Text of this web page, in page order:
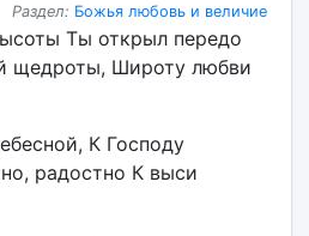
Раздел: Божья любовь и величие
Ты открыл передо
щедроты, Широту любви
К Господу
радостно К выси